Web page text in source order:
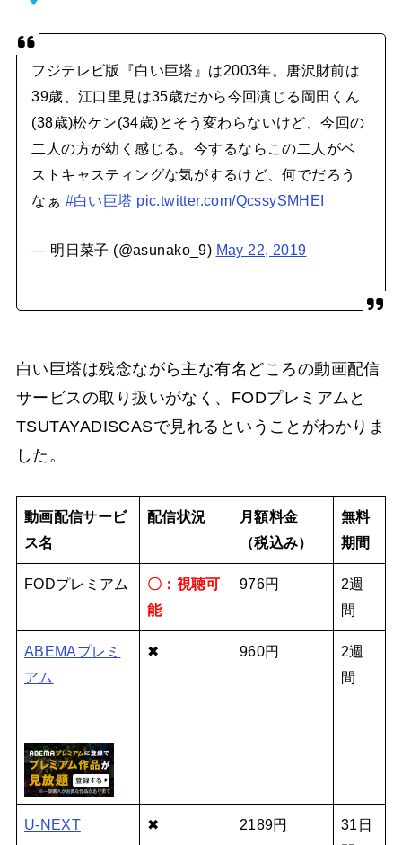
フジテレビ版『白い巨塔』は2003年。唐沢財前は
39歳、江口里見は35歳だから今回演じる岡田くん
(38歳)松ケン(34歳)とそう変わらないけど、今回の
二人の方が幼く感じる。今するならこの二人がベ
ストキャスティングな気がするけど、何でだろう
なぁ #白い巨塔 pic.twitter.com/QcssySMHEI
— 明日菜子 (@asunako_9) May 22, 2019
白い巨塔は残念ながら主な有名どころの動画配信
サービスの取り扱いがなく、FODプレミアムと
TSUTAYADISCASで見れるということがわかりま
した。
動画配信サービ
ス名
配信状況
月額料金
（税込み）
無料
期間
FODプレミアム
〇：視聴可
能
976円
2週
間
ABEMAプレミ
アム
✖ 960円
2週
間
U-NEXT ✖ 2189円
31日